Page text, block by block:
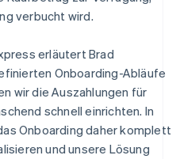
verbucht wird.
erläutert Brad
Onboarding-Abläufe
wir die Auszahlungen für
schnell einrichten. In
Onboarding daher komplett
und unsere Lösung
Hongkong,